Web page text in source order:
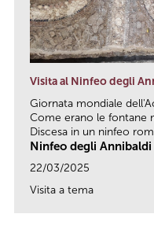
Visita al Ninfeo degli
Giornata mondiale
Come erano le fontane
Discesa in un ninfeo
Ninfeo degli Annibaldi
22/03/2025
Visita a tema